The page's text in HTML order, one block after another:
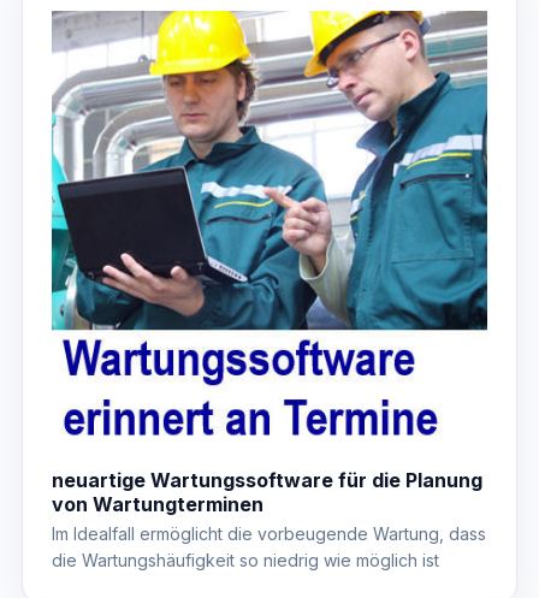
neuartige Wartungssoftware für die Planung
von Wartungterminen
Im Idealfall ermöglicht die vorbeugende Wartung, dass
die Wartungshäufigkeit so niedrig wie möglich ist